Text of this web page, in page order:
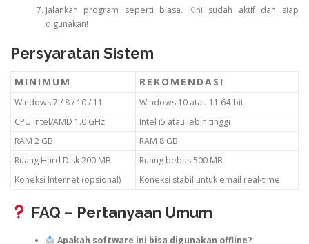
Jalankan program seperti biasa. Kini sudah aktif dan siap
digunakan!
Persyaratan Sistem
MINIMUM REKOMENDASI
Windows 7 / 8 / 10 / 11
Windows 10 atau 11 64-bit
CPU Intel/AMD 1.0 GHz
Intel i5 atau lebih tinggi
RAM 2 GB
RAM 8 GB
Ruang Hard Disk 200 MB
Ruang bebas 500 MB
Koneksi Internet (opsional)
Koneksi stabil untuk email real-time
FAQ – Pertanyaan Umum
Apakah software ini bisa digunakan offline?